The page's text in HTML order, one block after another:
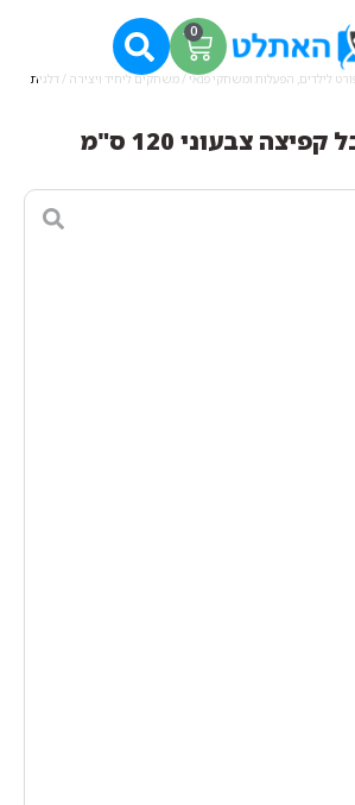
0
לילדים, הפעלות ומשחקי פנאי / משחקים ליחיד ויצירה / דלגית
צבעוני 120 ס"מ